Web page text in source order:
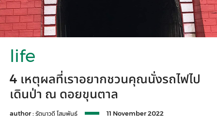
life
4 เหตุผลที่เราอยากชวนคุณนั่งรถไฟไป
เดินป่า ณ ดอยขุนตาล
author :รัตนาวดี โสมพันธ์ 11 November 2022